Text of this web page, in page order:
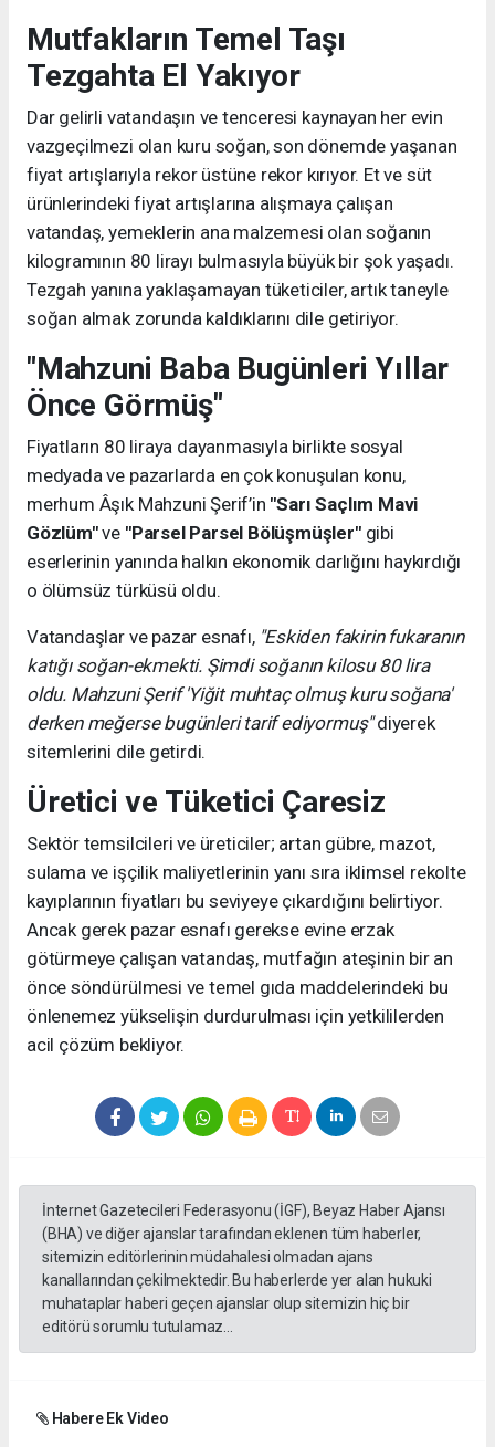
Mutfakların Temel Taşı
Tezgahta El Yakıyor
Dar gelirli vatandaşın ve tenceresi kaynayan her evin
vazgeçilmezi olan kuru soğan, son dönemde yaşanan
fiyat artışlarıyla rekor üstüne rekor kırıyor. Et ve süt
ürünlerindeki fiyat artışlarına alışmaya çalışan
vatandaş, yemeklerin ana malzemesi olan soğanın
kilogramının 80 lirayı bulmasıyla büyük bir şok yaşadı.
Tezgah yanına yaklaşamayan tüketiciler, artık taneyle
soğan almak zorunda kaldıklarını dile getiriyor.
"Mahzuni Baba Bugünleri Yıllar
Önce Görmüş"
Fiyatların 80 liraya dayanmasıyla birlikte sosyal
medyada ve pazarlarda en çok konuşulan konu,
merhum Âşık Mahzuni Şerif’in "Sarı Saçlım Mavi
Gözlüm"ve "Parsel Parsel Bölüşmüşler"gibi
eserlerinin yanında halkın ekonomik darlığını haykırdığı
o ölümsüz türküsü oldu.
Vatandaşlar ve pazar esnafı, "Eskiden fakirin fukaranın
katığı soğan-ekmekti. Şimdi soğanın kilosu 80 lira
oldu. Mahzuni Şerif 'Yiğit muhtaç olmuş kuru soğana'
derken meğerse bugünleri tarif ediyormuş"diyerek
sitemlerini dile getirdi.
Üretici ve Tüketici Çaresiz
Sektör temsilcileri ve üreticiler; artan gübre, mazot,
sulama ve işçilik maliyetlerinin yanı sıra iklimsel rekolte
kayıplarının fiyatları bu seviyeye çıkardığını belirtiyor.
Ancak gerek pazar esnafı gerekse evine erzak
götürmeye çalışan vatandaş, mutfağın ateşinin bir an
önce söndürülmesi ve temel gıda maddelerindeki bu
önlenemez yükselişin durdurulması için yetkililerden
acil çözüm bekliyor.
İnternet Gazetecileri Federasyonu (İGF), Beyaz Haber Ajansı
(BHA) ve diğer ajanslar tarafından eklenen tüm haberler,
sitemizin editörlerinin müdahalesi olmadan ajans
kanallarından çekilmektedir. Bu haberlerde yer alan hukuki
muhataplar haberi geçen ajanslar olup sitemizin hiç bir
editörü sorumlu tutulamaz...
Habere Ek Video